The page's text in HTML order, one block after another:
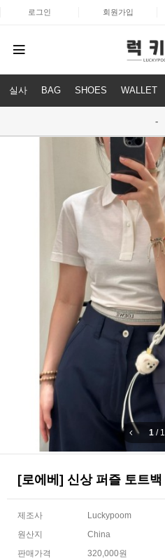
로그인 회원가입
실사 BAG SHOES WALLET
-
1/ 1
[로에베] 신상 퍼즐 토트백
제조사
Luckypoom
원산지
China
판매가격
320,000원